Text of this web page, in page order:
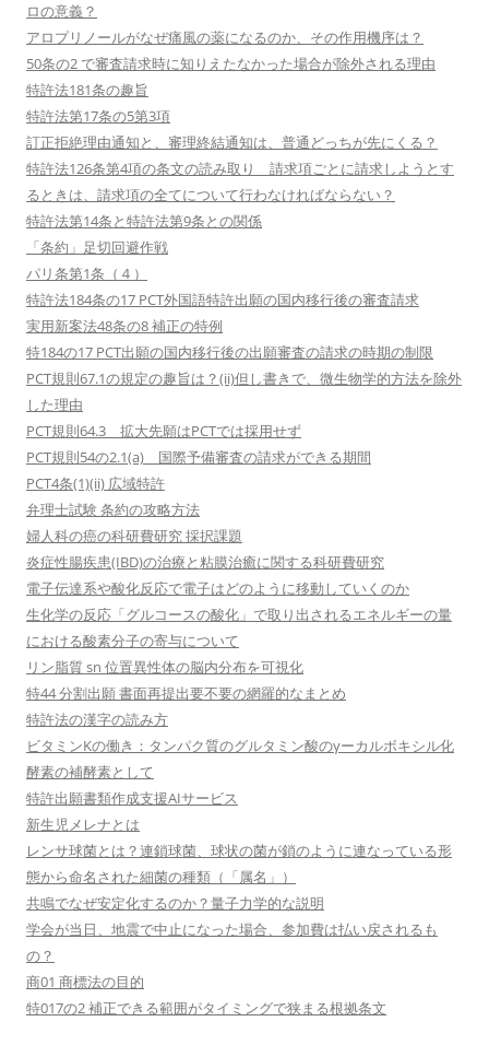
ロの意義？
アロプリノールがなぜ痛風の薬になるのか、その作用機序は？
50条の2 で審査請求時に知りえたなかった場合が除外される理由
特許法181条の趣旨
特許法第17条の5第3項
訂正拒絶理由通知と、審理終結通知は、普通どっちが先にくる？
特許法126条第4項の条文の読み取り 請求項ごとに請求しようとす
るときは、請求項の全てについて行わなければならない？
特許法第14条と特許法第9条との関係
「条約」足切回避作戦
パリ条第1条（４）
特許法184条の17 PCT外国語特許出願の国内移行後の審査請求
実用新案法48条の8 補正の特例
特184の17 PCT出願の国内移行後の出願審査の請求の時期の制限
PCT規則67.1の規定の趣旨は？(ii)但し書きで、微生物学的方法を除外
した理由
PCT規則64.3 拡大先願はPCTでは採用せず
PCT規則54の2.1(a) 国際予備審査の請求ができる期間
PCT4条(1)(ii) 広域特許
弁理士試験 条約の攻略方法
婦人科の癌の科研費研究 採択課題
炎症性腸疾患(IBD)の治療と粘膜治癒に関する科研費研究
電子伝達系や酸化反応で電子はどのように移動していくのか
生化学の反応「グルコースの酸化」で取り出されるエネルギーの量
における酸素分子の寄与について
リン脂質 sn 位置異性体の脳内分布を可視化
特44 分割出願 書面再提出要不要の網羅的なまとめ
特許法の漢字の読み方
ビタミンKの働き：タンパク質のグルタミン酸のγーカルボキシル化
酵素の補酵素として
特許出願書類作成支援AIサービス
新生児メレナとは
レンサ球菌とは？連鎖球菌、球状の菌が鎖のように連なっている形
態から命名された細菌の種類（「属名」）
共鳴でなぜ安定化するのか？量子力学的な説明
学会が当日、地震で中止になった場合、参加費は払い戻されるも
の？
商01 商標法の目的
特017の2 補正できる範囲がタイミングで狭まる根拠条文